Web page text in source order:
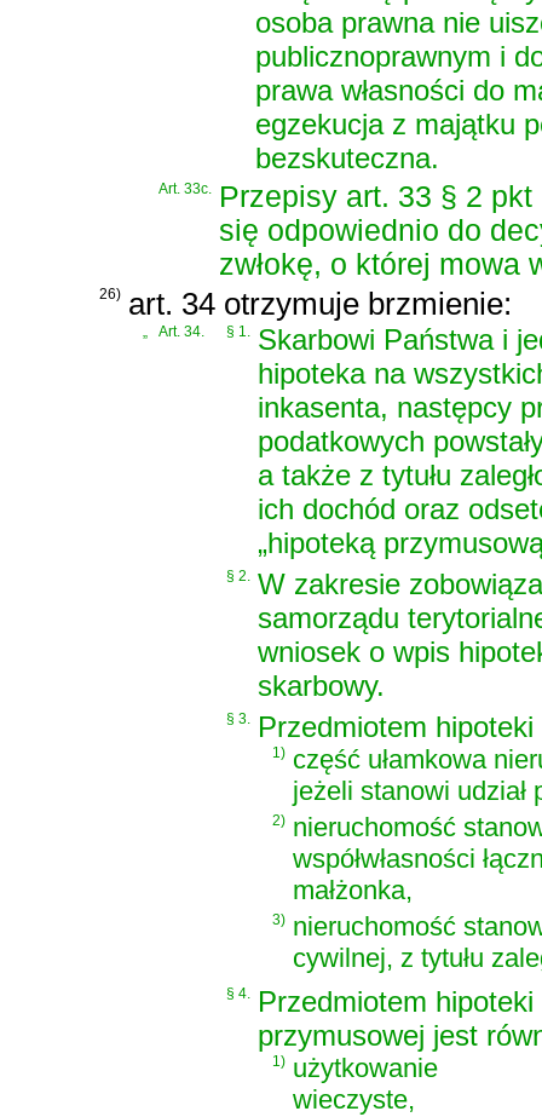
osoba prawna nie
publicznoprawnym i
prawa własności do
egzekucja z majątku
bezskuteczna.
Art. 33c.
Przepisy art. 33 § 2
się odpowiednio do
zwłokę, o której mowa
26) art. 34 otrzymuje brzmienie:
„ Art. 34. § 1. Skarbowi Państwa i
hipoteka na
inkasenta, następcy
podatkowych
a także z tytułu
ich dochód oraz
„hipoteką
§ 2. W zakresie
samorządu
wniosek o wpis
skarbowy.
§ 3. Przedmiotem
1) część ułamkowa
jeżeli stanowi udział
2) nieruchomość
współwłasności
małżonka,
3) nieruchomość
cywilnej, z tytułu
§ 4. Przedmiotem hipoteki
przymusowej jest
1) użytkowanie
wieczyste,